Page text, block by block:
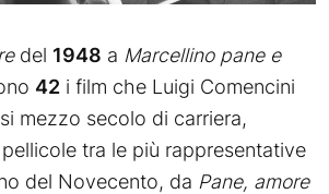
del 1948 a Marcellino pane e
42 i film che Luigi Comencini
mezzo secolo di carriera,
tra le più rappresentative
del Novecento, da Pane, amore